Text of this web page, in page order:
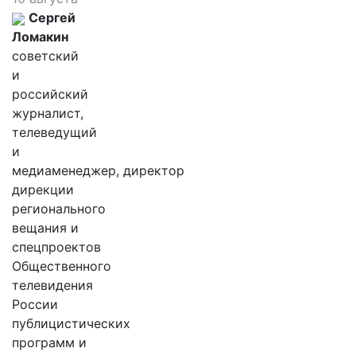
Сергей
Ломакин
советский
и
российский
журналист,
телеведущий
и
медиаменеджер, директор
дирекции
регионального
вещания и
спецпроектов
Общественного
телевидения
России
публицистических
программ и